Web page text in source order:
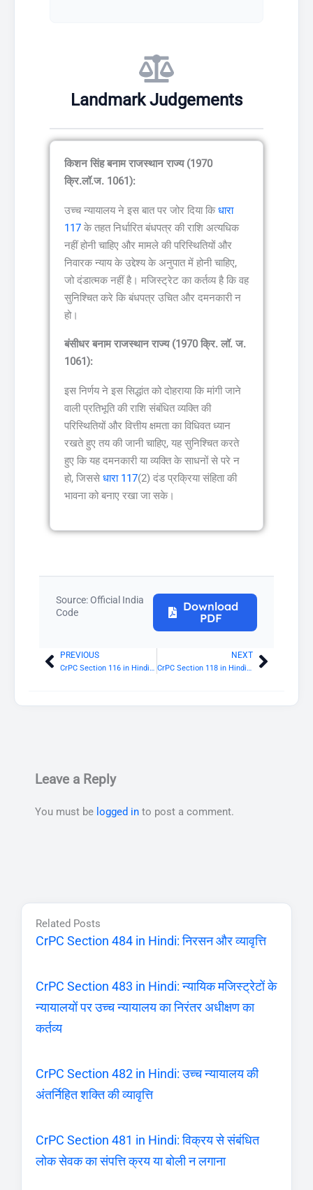
Landmark Judgements
किशन सिंह बनाम राजस्थान राज्य (1970
क्रि.लॉ.ज. 1061):
उच्च न्यायालय ने इस बात पर जोर दिया किधारा
117 के तहत निर्धारित बंधपत्र की राशि अत्यधिक
नहीं होनी चाहिए और मामले की परिस्थितियों और
निवारक न्याय के उद्देश्य के अनुपात में होनी चाहिए,
जो दंडात्मक नहीं है। मजिस्ट्रेट का कर्तव्य है कि वह
सुनिश्चित करे कि बंधपत्र उचित और दमनकारी न
हो।
बंसीधर बनाम राजस्थान राज्य (1970 क्रि. लॉ. ज.
1061):
इस निर्णय ने इस सिद्धांत को दोहराया कि मांगी जाने
वाली प्रतिभूति की राशि संबंधित व्यक्ति की
परिस्थितियों और वित्तीय क्षमता का विधिवत ध्यान
रखते हुए तय की जानी चाहिए, यह सुनिश्चित करते
हुए कि यह दमनकारी या व्यक्ति के साधनों से परे न
हो, जिससे धारा 117(2) दंड प्रक्रिया संहिता की
भावना को बनाए रखा जा सके।
Source: Official India
Code
Download
PDF
PrevPREVIOUS
CrPC Section 116 in Hindi: इत्तिला की सत्यता के बारे में जांच
NEXT
CrPC Section 118 in Hindi: जिस व्यक्ति के विरुद्ध इत्तिला दी गई है उसका उन्मोचन Next
Leave a Reply
You must be logged in to post a comment.
Related Posts
CrPC Section 484 in Hindi: निरसन और व्यावृत्ति
CrPC Section 483 in Hindi: न्यायिक मजिस्ट्रेटों के
न्यायालयों पर उच्च न्यायालय का निरंतर अधीक्षण का
कर्तव्य
CrPC Section 482 in Hindi: उच्च न्यायालय की
अंतर्निहित शक्ति की व्यावृत्ति
CrPC Section 481 in Hindi: विक्रय से संबंधित
लोक सेवक का संपत्ति क्रय या बोली न लगाना